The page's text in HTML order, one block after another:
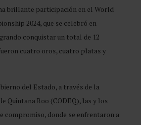
brillante participación en el World
2024, que se celebró en
conquistar un total de 12
cuatro oros, cuatro platas y
del Estado, a través de la
Quintana Roo (CODEQ), las y los
compromiso, donde se enfrentaron a